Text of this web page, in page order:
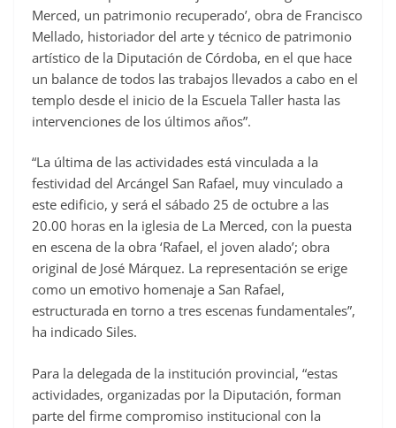
Merced, un patrimonio recuperado’, obra de Francisco
Mellado, historiador del arte y técnico de patrimonio
artístico de la Diputación de Córdoba, en el que hace
un balance de todos las trabajos llevados a cabo en el
templo desde el inicio de la Escuela Taller hasta las
intervenciones de los últimos años”.
“La última de las actividades está vinculada a la
festividad del Arcángel San Rafael, muy vinculado a
este edificio, y será el sábado 25 de octubre a las
20.00 horas en la iglesia de La Merced, con la puesta
en escena de la obra ‘Rafael, el joven alado’; obra
original de José Márquez. La representación se erige
como un emotivo homenaje a San Rafael,
estructurada en torno a tres escenas fundamentales”,
ha indicado Siles.
Para la delegada de la institución provincial, “estas
actividades, organizadas por la Diputación, forman
parte del firme compromiso institucional con la